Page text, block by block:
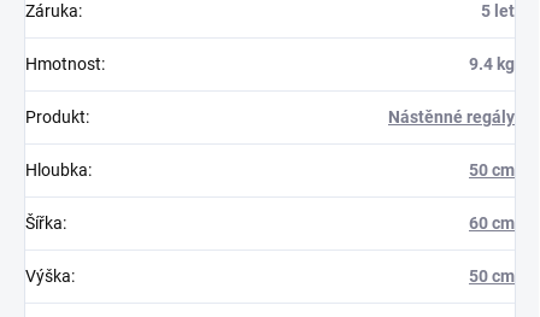
Záruka: 5 let
Hmotnost: 9.4 kg
Produkt: Nástěnné regály
Hloubka: 50 cm
Šířka: 60 cm
Výška: 50 cm